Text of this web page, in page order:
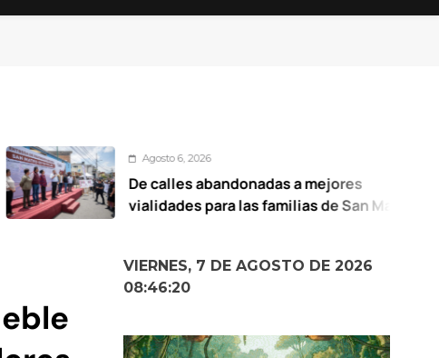
Agosto 6, 2026
De calles abandonadas a mejores
vialidades para las familias de San Mateo
VIERNES, 7 DE AGOSTO DE 2026
08:46:22